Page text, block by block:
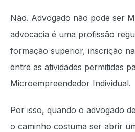
Não. Advogado não pode ser
advocacia é uma profissão
formação superior, inscrição
entre as atividades permitidas
Microempreendedor Individual.
Por isso, quando o advogado
o caminho costuma ser abrir